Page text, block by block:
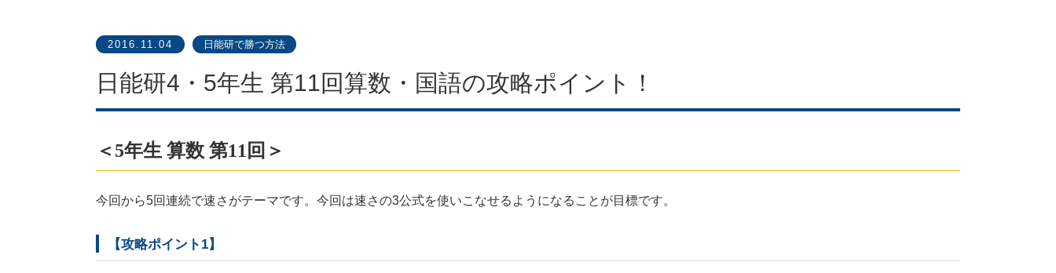
2016.11.04 日能研で勝つ方法
日能研4・5年生 第11回算数・国語の攻略ポイント！
＜5年生 算数 第11回＞
今回から5回連続で速さがテーマです。今回は速さの3公式を使いこなせるようになることが目標です。
【攻略ポイント1】